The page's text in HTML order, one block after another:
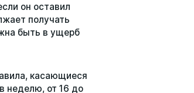
он оставил
получать
быть в ущерб
касающиеся
неделю, от 16 до